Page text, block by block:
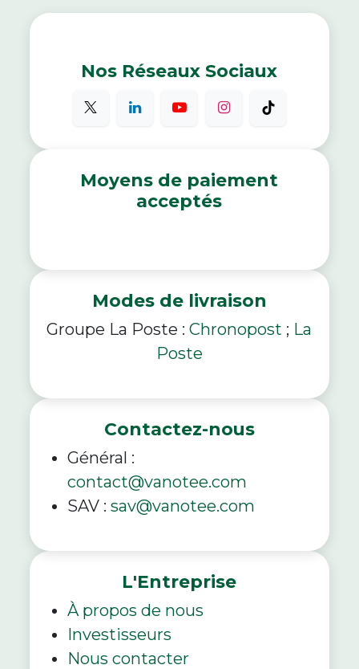
Moyens de paiement
acceptés
Modes de livraison
Groupe La Poste :Chronopost ; La
Poste
Contactez-nous
Général :
contact@vanotee.com
SAV :sav@vanotee.com
L'Entreprise
À propos de nous
Investisseurs
Nous contacter
Nos Réseaux Sociaux